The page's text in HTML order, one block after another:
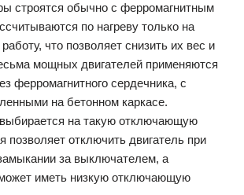
строятся обычно с ферромагнитным
по нагреву только на
что позволяет снизить их вес и
мощных двигателей применяются
ферромагнитного сердечника, с
на бетонном каркасе.
выбирается на такую отключающую
позволяет отключить двигатель при
за выключателем, а
иметь низкую отключающую